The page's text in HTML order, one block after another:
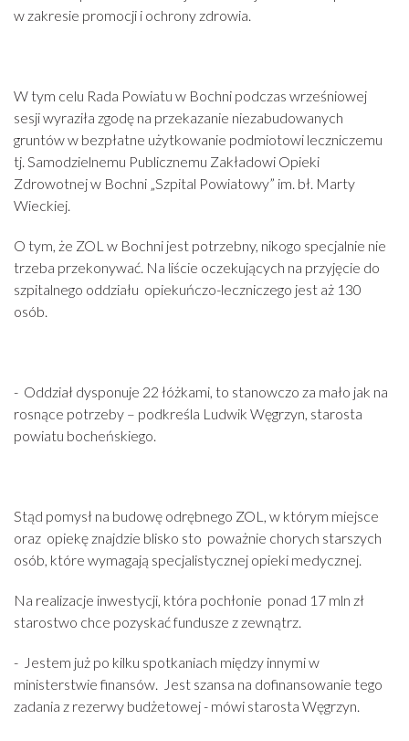
w zakresie promocji i ochrony zdrowia.
W tym celu Rada Powiatu w Bochni podczas wrześniowej
sesji wyraziła zgodę na przekazanie niezabudowanych
gruntów w bezpłatne użytkowanie podmiotowi leczniczemu
tj. Samodzielnemu Publicznemu Zakładowi Opieki
Zdrowotnej w Bochni „Szpital Powiatowy” im. bł. Marty
Wieckiej.
O tym, że ZOL w Bochni jest potrzebny, nikogo specjalnie nie
trzeba przekonywać. Na liście oczekujących na przyjęcie do
szpitalnego oddziału opiekuńczo-leczniczego jest aż 130
osób.
- Oddział dysponuje 22 łóżkami, to stanowczo za mało jak na
rosnące potrzeby – podkreśla Ludwik Węgrzyn, starosta
powiatu bocheńskiego.
Stąd pomysł na budowę odrębnego ZOL, w którym miejsce
oraz opiekę znajdzie blisko sto poważnie chorych starszych
osób, które wymagają specjalistycznej opieki medycznej.
Na realizacje inwestycji, która pochłonie ponad 17 mln zł
starostwo chce pozyskać fundusze z zewnątrz.
- Jestem już po kilku spotkaniach między innymi w
ministerstwie finansów. Jest szansa na dofinansowanie tego
zadania z rezerwy budżetowej - mówi starosta Węgrzyn.